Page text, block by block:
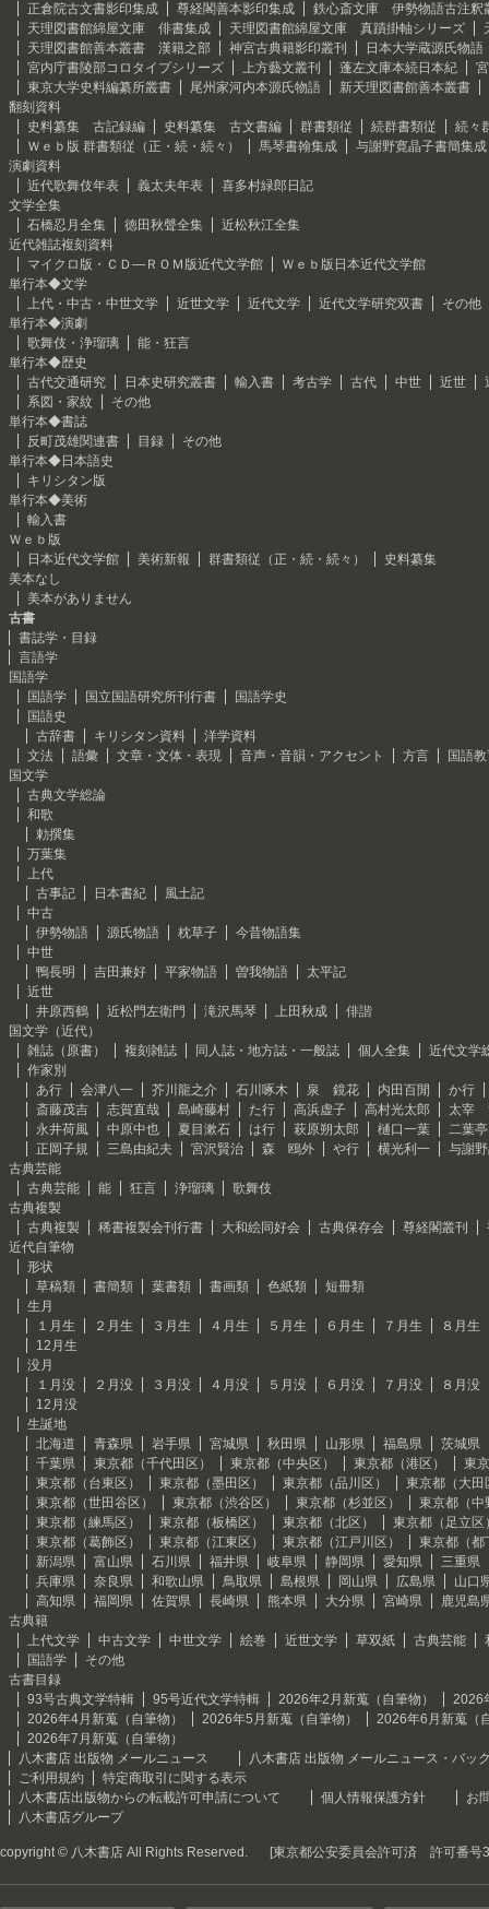
正倉院古文書影印集成
尊経閣善本影印集成
鉄心斎文庫 伊勢物語古注釈
天理図書館綿屋文庫 俳書集成
天理図書館綿屋文庫 真蹟掛軸シリーズ
天理図書館善本叢書 漢籍之部
神宮古典籍影印叢刊
日本大学蔵源氏物語
宮内庁書陵部コロタイプシリーズ
上方藝文叢刊 蓬左文庫本続日本紀
東京大学史料編纂所叢書
尾州家河内本源氏物語
新天理図書館善本叢書
翻刻資料
史料纂集 古記録編
史料纂集 古文書編 群書類従 続群書類従
続々
Ｗｅｂ版 群書類従（正・続・続々）
馬琴書翰集成
与謝野寛晶子書簡集成
演劇資料
近代歌舞伎年表
義太夫年表
喜多村緑郎日記
文学全集
石橋忍月全集
徳田秋聲全集
近松秋江全集
近代雑誌複刻資料
マイクロ版・ＣＤ―ＲＯＭ版近代文学館
Ｗｅｂ版日本近代文学館
単行本◆文学
上代・中古・中世文学
近世文学 近代文学 近代文学研究双書
その他
単行本◆演劇
歌舞伎・浄瑠璃
能・狂言
単行本◆歴史
古代交通研究
日本史研究叢書 輸入書 考古学 古代 中世 近世
系図・家紋
その他
単行本◆書誌
反町茂雄関連書
目録
その他
単行本◆日本語史
キリシタン版
単行本◆美術
輸入書
Ｗｅｂ版
日本近代文学館
美術新報 群書類従（正・続・続々）
史料纂集
美本なし
美本がありません
古書
書誌学・目録
言語学
国語学
国語学
国立国語研究所刊行書
国語学史
国語史
古辞書
キリシタン資料
洋学資料
文法
語彙 文章・文体・表現 音声・音韻・アクセント 方言
国語
国文学
古典文学総論
和歌
勅撰集
万葉集
上代
古事記
日本書紀
風土記
中古
伊勢物語
源氏物語 枕草子
今昔物語集
中世
鴨長明
吉田兼好 平家物語 曽我物語
太平記
近世
井原西鶴
近松門左衛門 滝沢馬琴 上田秋成
俳諧
国文学（近代）
雑誌（原書）
複刻雑誌 同人誌・地方誌・一般誌 個人全集
近代文学
作家別
あ行
会津八一 芥川龍之介 石川啄木 泉 鏡花 内田百閒
か行
斎藤茂吉
志賀直哉 島崎藤村 た行 高浜虚子 高村光太郎
太宰
永井荷風
中原中也 夏目漱石 は行 萩原朔太郎 樋口一葉
二葉
正岡子規
三島由紀夫 宮沢賢治 森 鴎外 や行 横光利一
与謝
古典芸能
古典芸能
能 狂言 浄瑠璃
歌舞伎
古典複製
古典複製
稀書複製会刊行書 大和絵同好会 古典保存会 尊経閣叢刊
近代自筆物
形状
草稿類
書簡類 葉書類 書画類 色紙類
短冊類
生月
１月生
２月生 ３月生 ４月生 ５月生 ６月生 ７月生
８月生
12月生
没月
１月没
２月没 ３月没 ４月没 ５月没 ６月没 ７月没
８月没
12月没
生誕地
北海道
青森県 岩手県 宮城県 秋田県 山形県 福島県
茨城県
千葉県
東京都（千代田区） 東京都（中央区） 東京都（港区）
東
東京都（台東区）
東京都（墨田区） 東京都（品川区）
東京都（大田
東京都（世田谷区）
東京都（渋谷区） 東京都（杉並区）
東京都（中
東京都（練馬区）
東京都（板橋区） 東京都（北区）
東京都（足立区
東京都（葛飾区）
東京都（江東区） 東京都（江戸川区）
東京都（都
新潟県
富山県 石川県 福井県 岐阜県 静岡県 愛知県
三重県
兵庫県
奈良県 和歌山県 鳥取県 島根県 岡山県 広島県
山口
高知県
福岡県 佐賀県 長崎県 熊本県 大分県 宮崎県
鹿児島
古典籍
上代文学
中古文学 中世文学 絵巻 近世文学 草双紙 古典芸能
国語学
その他
古書目録
93号古典文学特輯
95号近代文学特輯 2026年2月新蒐（自筆物）
2026
2026年4月新蒐（自筆物）
2026年5月新蒐（自筆物）
2026年6月新蒐（
2026年7月新蒐（自筆物）
八木書店 出版物 メールニュース
八木書店 出版物 メールニュース・バッ
ご利用規約
特定商取引に関する表示
八木書店出版物からの転載許可申請について
個人情報保護方針
お
八木書店グループ
copyright © 八木書店 All Rights Reserved. [東京都公安委員会許可済 許可番号